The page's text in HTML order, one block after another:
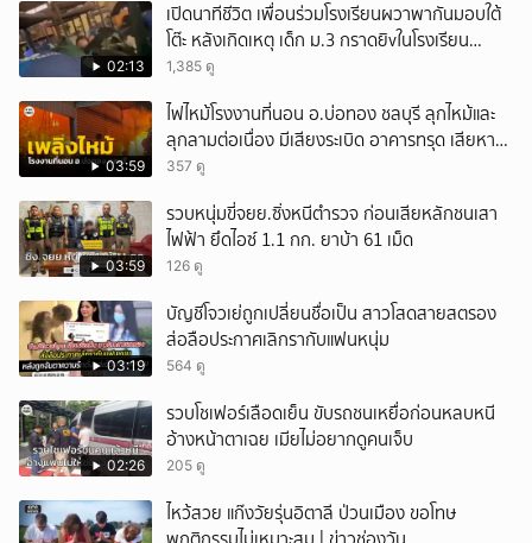
02:13
เปิดนาทีชีวิต เพื่อนร่วมโรงเรียนผวาพากันมอบใต้
โต๊ะ หลังเกิดเหตุ เด็ก ม.3 กราดยิvในโรงเรียน
เทพศิรินทร์นนท์ แบบไม่เลือกหน้า เสียงปืนดังสนั่น
1,385 ดู
03:59
ไฟไหม้โรงงานที่นอน อ.บ่อทอง ชลบุรี ลุกไหม้และ
ลุกลามต่อเนื่อง มีเสียงระเบิด อาคารทรุด เสียหาย
หนัก
357 ดู
03:59
รวบหนุ่มขี่จยย.ซิ่งหนีตำรวจ ก่อนเสียหลักชนเสา
ไฟฟ้า ยึดไอซ์ 1.1 กก. ยาบ้า 61 เม็ด
126 ดู
03:19
บัญชีโจวเย่ถูกเปลี่ยนชื่อเป็น สาวโสดสายสตรอง
ส่อลือประกาศเลิกรากับแฟนหนุ่ม
564 ดู
02:26
รวบโชเฟอร์เลือดเย็น ขับรถชนเหยื่อก่อนหลบหนี
อ้างหน้าตาเฉย เมียไม่อยากดูคนเจ็บ
205 ดู
ไหว้สวย แก๊งวัยรุ่นอิตาลี ป่วนเมือง ขอโทษ